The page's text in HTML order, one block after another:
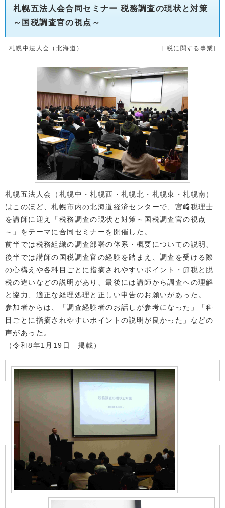
札幌五法人会合同セミナー 税務調査の現状と対策
～国税調査官の視点～
札幌中法人会（北海道） [ 税に関する事業]
札幌五法人会（札幌中・札幌西・札幌北・札幌東・札幌南）
はこのほど、札幌市内の北海道経済センターで、宮﨑税理士
を講師に迎え「税務調査の現状と対策～国税調査官の視点
～」をテーマに合同セミナーを開催した。
前半では税務組織の調査部署の体系・概要についての説明、
後半では講師の国税調査官の経験を踏まえ、調査を受ける際
の心構えや各科目ごとに指摘されやすいポイント・節税と脱
税の違いなどの説明があり、最後には講師から調査への理解
と協力、適正な経理処理と正しい申告のお願いがあった。
参加者からは、「調査経験者のお話しが参考になった」「科
目ごとに指摘されやすいポイントの説明が良かった」などの
声があった。
（令和8年1月19日 掲載）